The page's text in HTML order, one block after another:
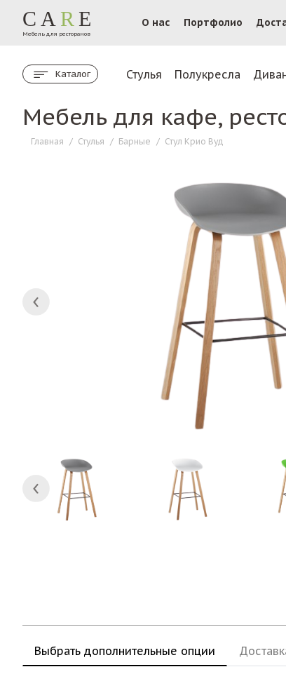
CA R E
Мебель для ресторанов
О нас Портфолио
Каталог Стулья Полукресла
Мебель для кафе,
Главная / Стулья / Барные / Стул Крио Вуд
Выбрать дополнительные опции